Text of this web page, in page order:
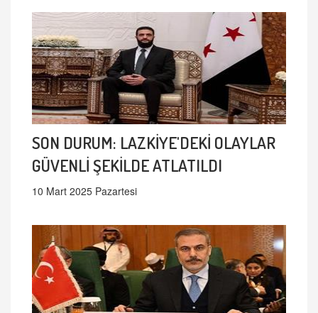
SON DURUM: LAZKİYE'DEKİ OLAYLAR
GÜVENLİ ŞEKİLDE ATLATILDI
10 Mart 2025 Pazartesi